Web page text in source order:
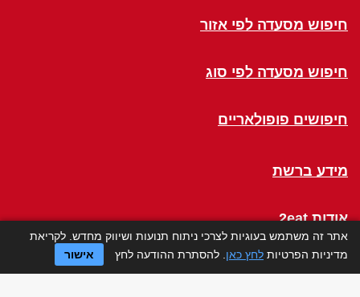
חיפוש מסעדה לפי אזור
חיפוש מסעדה לפי סוג
חיפושים פופולאריים
מידע ברשת
אודות 2eat
Click a Table
אתר זה משתמש בעוגיות לצרכי ניתוח תנועות ושיווק מחדש. לקריאת
מדיניות הפרטיות לחץ כאן . להסתרת ההודעה לחץ אישור